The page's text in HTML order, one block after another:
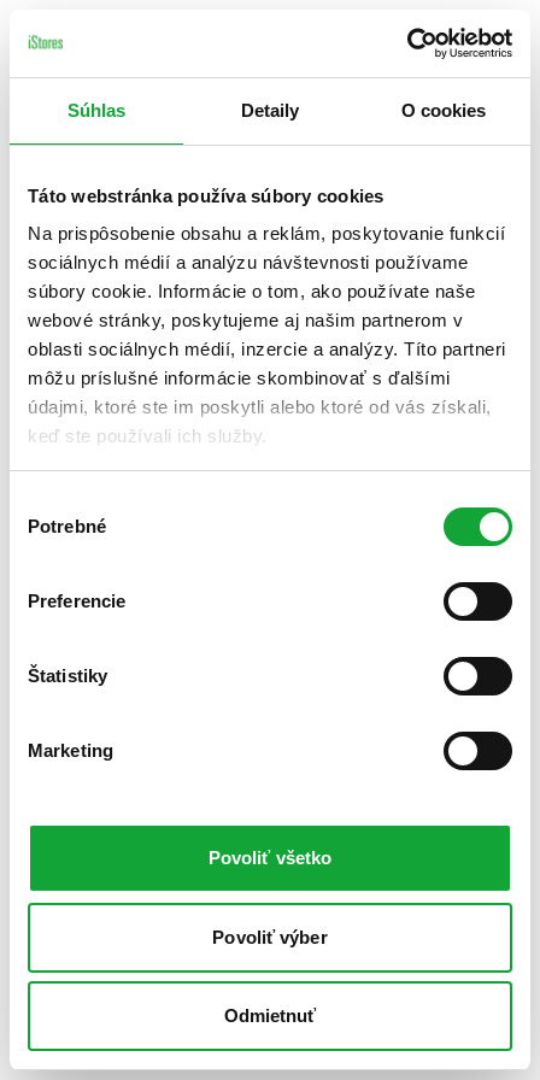
Súhlas Detaily O cookies
Táto webstránka používa súbory cookies
Na prispôsobenie obsahu a reklám, poskytovanie funkcií
sociálnych médií a analýzu návštevnosti používame
súbory cookie. Informácie o tom, ako používate naše
webové stránky, poskytujeme aj našim partnerom v
oblasti sociálnych médií, inzercie a analýzy. Títo partneri
môžu príslušné informácie skombinovať s ďalšími
údajmi, ktoré ste im poskytli alebo ktoré od vás získali,
keď ste používali ich služby.
súhlasu
Potrebné
Preferencie
Štatistiky
Marketing
Povoliť všetko
Povoliť výber
Odmietnuť